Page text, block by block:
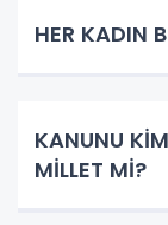
HER KADIN
KANUNU
MİLLET Mİ?